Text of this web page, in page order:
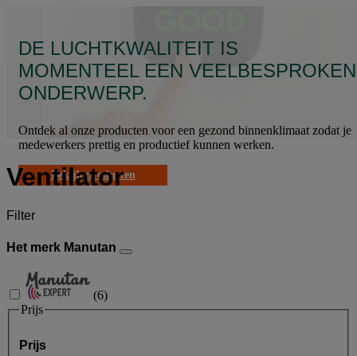
DE LUCHTKWALITEIT IS
MOMENTEEL EEN VEELBESPROKEN
ONDERWERP.
Ontdek al onze producten voor een gezond binnenklimaat zodat je
medewerkers prettig en productief kunnen werken.
Bekijk producten
Ventilator
Filter
Het merk Manutan
(6)
Prijs
Prijs